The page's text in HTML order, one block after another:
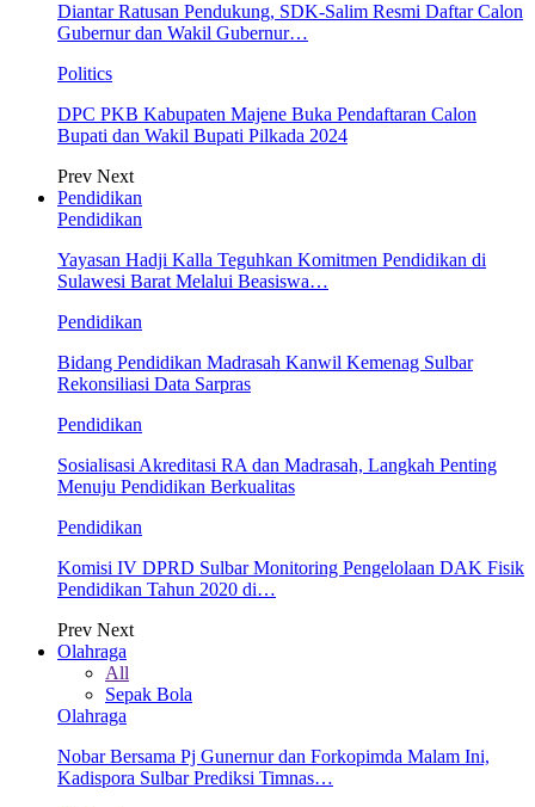
Diantar Ratusan Pendukung, SDK-Salim Resmi Daftar Calon
Gubernur dan Wakil Gubernur…
Politics
DPC PKB Kabupaten Majene Buka Pendaftaran Calon
Bupati dan Wakil Bupati Pilkada 2024
Prev Next
Pendidikan
Pendidikan
Yayasan Hadji Kalla Teguhkan Komitmen Pendidikan di
Sulawesi Barat Melalui Beasiswa…
Pendidikan
Bidang Pendidikan Madrasah Kanwil Kemenag Sulbar
Rekonsiliasi Data Sarpras
Pendidikan
Sosialisasi Akreditasi RA dan Madrasah, Langkah Penting
Menuju Pendidikan Berkualitas
Pendidikan
Komisi IV DPRD Sulbar Monitoring Pengelolaan DAK Fisik
Pendidikan Tahun 2020 di…
Prev Next
Olahraga
All
Sepak Bola
Olahraga
Nobar Bersama Pj Gunernur dan Forkopimda Malam Ini,
Kadispora Sulbar Prediksi Timnas…